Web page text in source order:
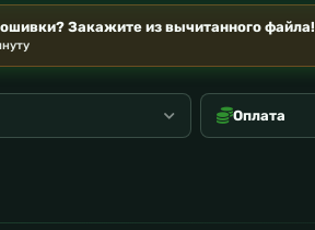
Закажите из вычитанного файла!
Оплата